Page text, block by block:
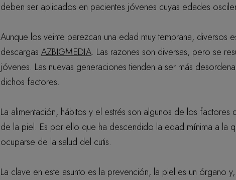
deben ser aplicados en pacientes jóvenes cuyas edades
Aunque los veinte parezcan una edad muy temprana, diversos
descargas AZBIGMEDIA. Las razones son diversas, pero se
jóvenes. Las nuevas generaciones tienden a ser más
dichos factores.
La alimentación, hábitos y el estrés son algunos de los factores
de la piel. Es por ello que ha descendido la edad mínima a la
ocuparse de la salud del cutis.
La clave en este asunto es la prevención, la piel es un órgano